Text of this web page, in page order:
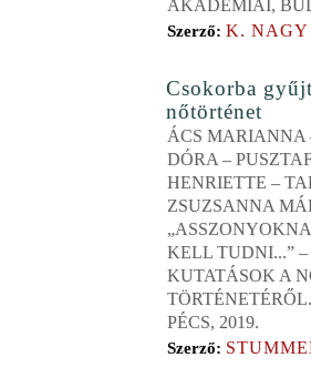
AKADÉMIAI,
Szerző: K. NAGY
Csokorba
nőtörténet
ÁCS MARIANNA
DÓRA –
HENRIETTE –
ZSUZSANNA
KELL TUDNI...” –
KUTATÁSOK A
PÉCS, 2019.
Szerző: